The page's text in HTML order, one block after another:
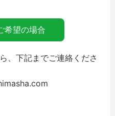
希望の場合
、下記までご連絡くださ